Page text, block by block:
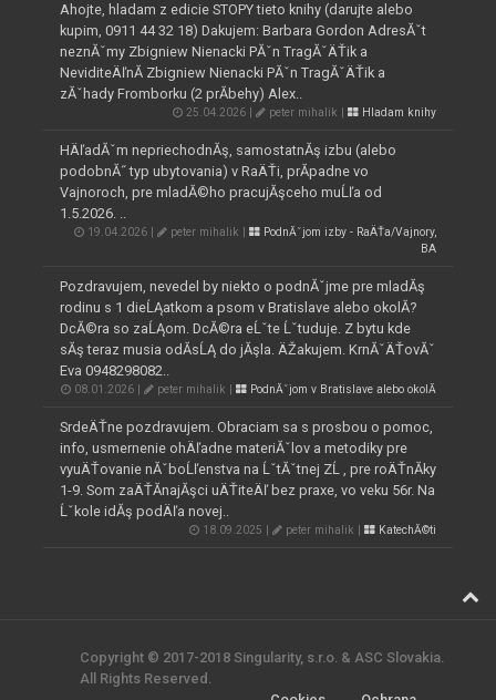
Ahojte, hladam z edicie STOPY tieto knihy (darujte alebo
kupim, 0911 44 32 18) Dakujem: Barbara Gordon AdresĂˇt
neznĂˇmy Zbigniew Nienacki PĂˇn TragĂˇÄŤik a
NeviditeÄľnĂ­ Zbigniew Nienacki PĂˇn TragĂˇÄŤik a
zĂˇhady Fromborku (2 prĂ­behy) Alex..
25.04.2026 | peter mihalik | Hladam knihy
HÄľadĂˇm nepriechodnĂş, samostatnĂş izbu (alebo
podobnĂ˝ typ ubytovania) v RaÄŤi, prĂ­padne vo
Vajnoroch, pre mladĂ©ho pracujĂşceho muĹľa od
1.5.2026. ..
19.04.2026 | peter mihalik |
PodnĂˇjom izby - RaÄŤa/Vajnory,
BA
Pozdravujem, nevedel by niekto o podnĂˇjme pre mladĂş
rodinu s 1 dieĹĄatkom a psom v Bratislave alebo okolĂ­?
DcĂ©ra so zaĹĄom. DcĂ©ra eĹˇte Ĺˇtuduje. Z bytu kde
sĂş teraz musia odĂ­sĹĄ do jĂşla. ÄŽakujem. KrnĂˇÄŤovĂˇ
Eva 0948298082..
08.01.2026 | peter mihalik | PodnĂˇjom v Bratislave alebo okolĂ­
SrdeÄŤne pozdravujem. Obraciam sa s prosbou o pomoc,
info, usmernenie ohÄľadne materiĂˇlov a metodiky pre
vyuÄŤovanie nĂˇboĹľenstva na ĹˇtĂˇtnej ZĹ , pre roÄŤnĂ­ky
1-9. Som zaÄŤĂ­najĂşci uÄŤiteÄľ bez praxe, vo veku 56r. Na
Ĺˇkole idĂş podÄľa novej..
18.09.2025 | peter mihalik | KatechĂ©ti
Copyright © 2017-2018 Singularity, s.r.o. & ASC Slovakia.
All Rights Reserved.